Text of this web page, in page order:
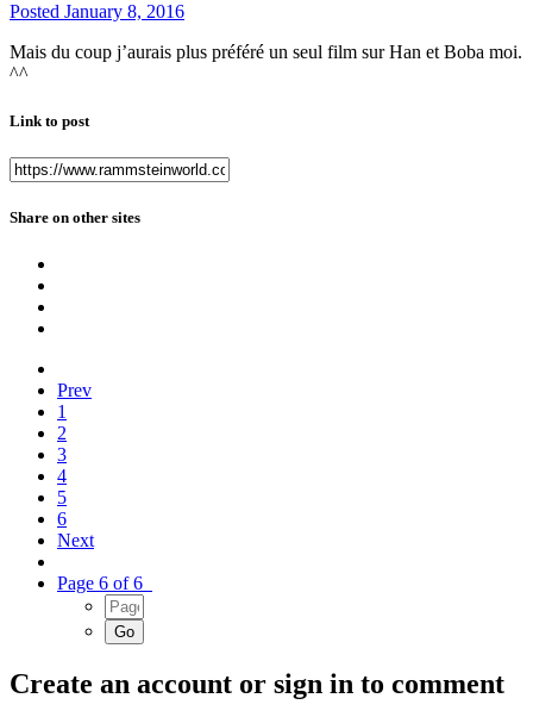
Posted January 8, 2016
Mais du coup j’aurais plus préféré un seul film sur Han et Boba moi.
^^
Link to post
Share on other sites
Prev
1
2
3
4
5
6
Next
Page 6 of 6
Create an account or sign in to comment